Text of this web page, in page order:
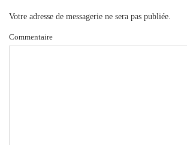
Votre adresse de messagerie ne sera pas publiée.
Commentaire